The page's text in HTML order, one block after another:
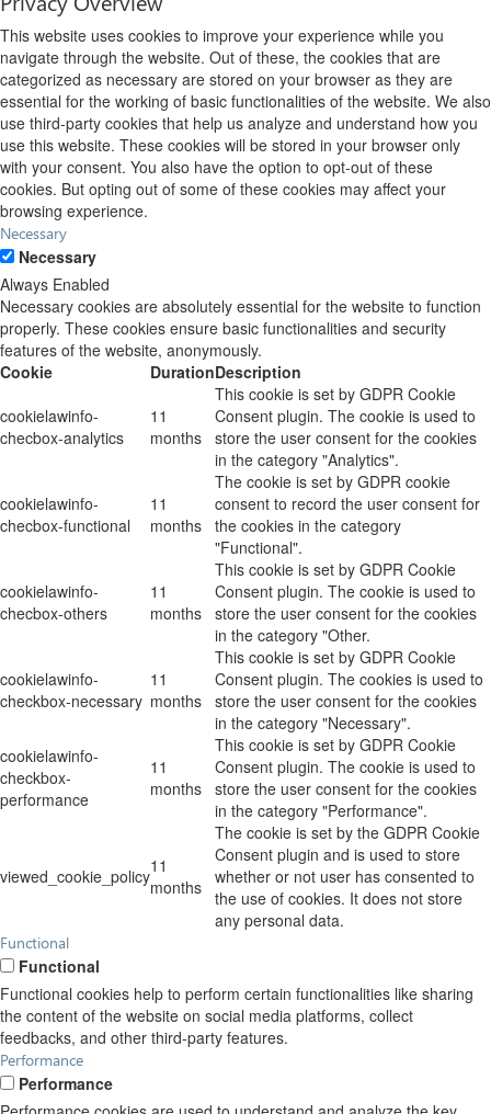
This website uses cookies to improve your experience while you
navigate through the website. Out of these, the cookies that are
categorized as necessary are stored on your browser as they are
essential for the working of basic functionalities of the website. We also
use third-party cookies that help us analyze and understand how you
use this website. These cookies will be stored in your browser only
with your consent. You also have the option to opt-out of these
cookies. But opting out of some of these cookies may affect your
browsing experience.
Necessary
Necessary
Always Enabled
Necessary cookies are absolutely essential for the website to function
properly. These cookies ensure basic functionalities and security
features of the website, anonymously.
Cookie
DurationDescription
cookielawinfo-
checbox-analytics
11
months
This cookie is set by GDPR Cookie
Consent plugin. The cookie is used to
store the user consent for the cookies
in the category "Analytics".
cookielawinfo-
checbox-functional
11
months
The cookie is set by GDPR cookie
consent to record the user consent for
the cookies in the category
"Functional".
cookielawinfo-
checbox-others
11
months
This cookie is set by GDPR Cookie
Consent plugin. The cookie is used to
store the user consent for the cookies
in the category "Other.
cookielawinfo-
checkbox-necessary
11
months
This cookie is set by GDPR Cookie
Consent plugin. The cookies is used to
store the user consent for the cookies
in the category "Necessary".
cookielawinfo-
checkbox-
performance
11
months
This cookie is set by GDPR Cookie
Consent plugin. The cookie is used to
store the user consent for the cookies
in the category "Performance".
viewed_cookie_policy11
months
The cookie is set by the GDPR Cookie
Consent plugin and is used to store
whether or not user has consented to
the use of cookies. It does not store
any personal data.
Functional
Functional
Functional cookies help to perform certain functionalities like sharing
the content of the website on social media platforms, collect
feedbacks, and other third-party features.
Performance
Performance